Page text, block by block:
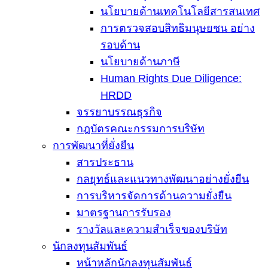
นโยบายด้านเทคโนโลยีสารสนเทศ
การตรวจสอบสิทธิมนุษยชน อย่าง
รอบด้าน
นโยบายด้านภาษี
Human Rights Due Diligence:
HRDD
จรรยาบรรณธุรกิจ
กฎบัตรคณะกรรมการบริษัท
การพัฒนาที่ยั่งยืน
สารประธาน
กลยุทธ์และแนวทางพัฒนาอย่างยั่งยืน
การบริหารจัดการด้านความยั่งยืน
มาตรฐานการรับรอง
รางวัลและความสำเร็จของบริษัท
นักลงทุนสัมพันธ์
หน้าหลักนักลงทุนสัมพันธ์